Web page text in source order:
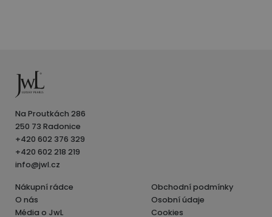
Na Proutkách 286
250 73 Radonice
+420 602 376 329
+420 602 218 219
info@jwl.cz
Nákupní rádce
O nás
Média o JwL
Obchodní podmínky
Osobní údaje
Cookies